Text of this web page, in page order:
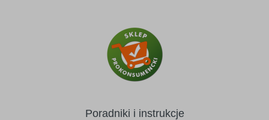
Poradniki i instrukcje